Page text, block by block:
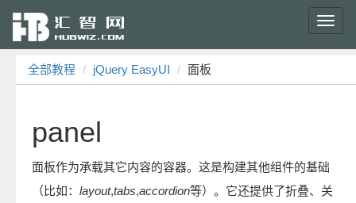
全部教程 jQuery EasyUI 面板
panel
面板作为承载其它内容的容器。这是构建其他组件的基础
（比如： layout,tabs,accordion等）。它还提供了折叠、关